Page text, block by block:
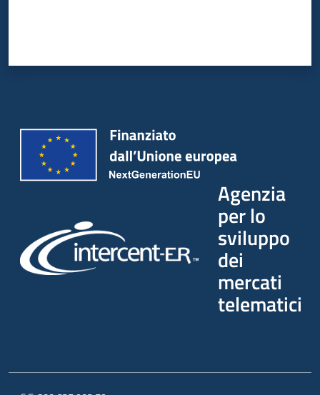
Agenzia
per lo
sviluppo
dei
mercati
telematici